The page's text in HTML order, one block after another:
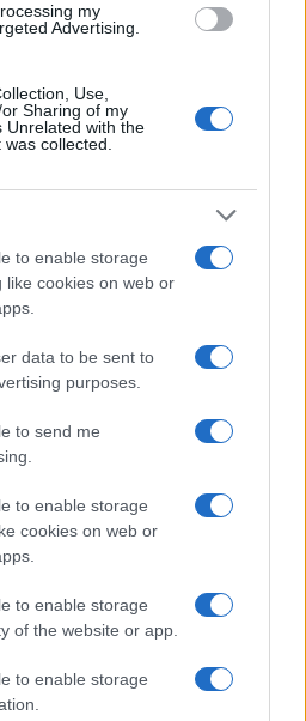
my
Advertising.
Use,
Sharing of my
Unrelated with the
collected.
to enable storage
like cookies on web or
data to be sent to
purposes.
to send me
to enable storage
cookies on web or
to enable storage
of the website or app.
to enable storage
της Συγκλήτου δεν έλλειψαν
του πρύτανη του
14 μέλη ,ενώ 12 ψήφισαν